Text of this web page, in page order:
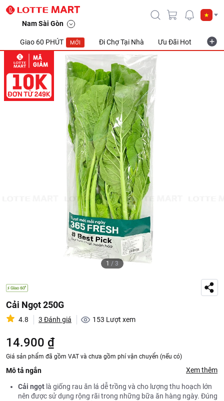
Nam Sài Gòn
Giao 60 PHÚT MỚI Đi Chợ Tại Nhà Ưu Đãi Hot
1 / 3
Cải Ngọt 250G
4.8 3 Đánh giá 153 Lượt xem
14.900 ₫
Giá sản phẩm đã gồm VAT và chưa gồm phí vận chuyển (nếu có)
Mô tả ngắn Xem thêm
Cải ngọt là giống rau ăn lá dễ trồng và cho lượng thu hoạch lớn
nên được sử dụng rộng rãi trong những bữa ăn hàng ngày. Đúng